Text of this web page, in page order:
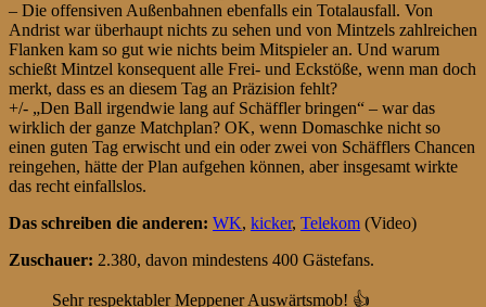
– Die offensiven Außenbahnen ebenfalls ein Totalausfall. Von
Andrist war überhaupt nichts zu sehen und von Mintzels zahlreichen
Flanken kam so gut wie nichts beim Mitspieler an. Und warum
schießt Mintzel konsequent alle Frei- und Eckstöße, wenn man doch
merkt, dass es an diesem Tag an Präzision fehlt?
+/- „Den Ball irgendwie lang auf Schäffler bringen“ – war das
wirklich der ganze Matchplan? OK, wenn Domaschke nicht so
einen guten Tag erwischt und ein oder zwei von Schäfflers Chancen
reingehen, hätte der Plan aufgehen können, aber insgesamt wirkte
das recht einfallslos.
Das schreiben die anderen: WK, kicker, Telekom (Video)
Zuschauer: 2.380, davon mindestens 400 Gästefans.
Sehr respektabler Meppener Auswärtsmob! 👍